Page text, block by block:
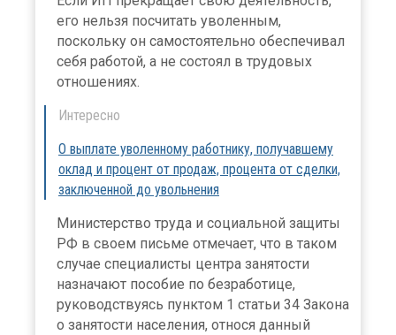
его нельзя посчитать уволенным,
поскольку он самостоятельно обеспечивал
себя работой, а не состоял в трудовых
отношениях.
Интересно
О выплате уволенному работнику, получавшему
оклад и процент от продаж, процента от сделки,
заключенной до увольнения
Министерство труда и социальной защиты
РФ в своем письме отмечает, что в таком
случае специалисты центра занятости
назначают пособие по безработице,
руководствуясь пунктом 1 статьи 34 Закона
о занятости населения, относя данный